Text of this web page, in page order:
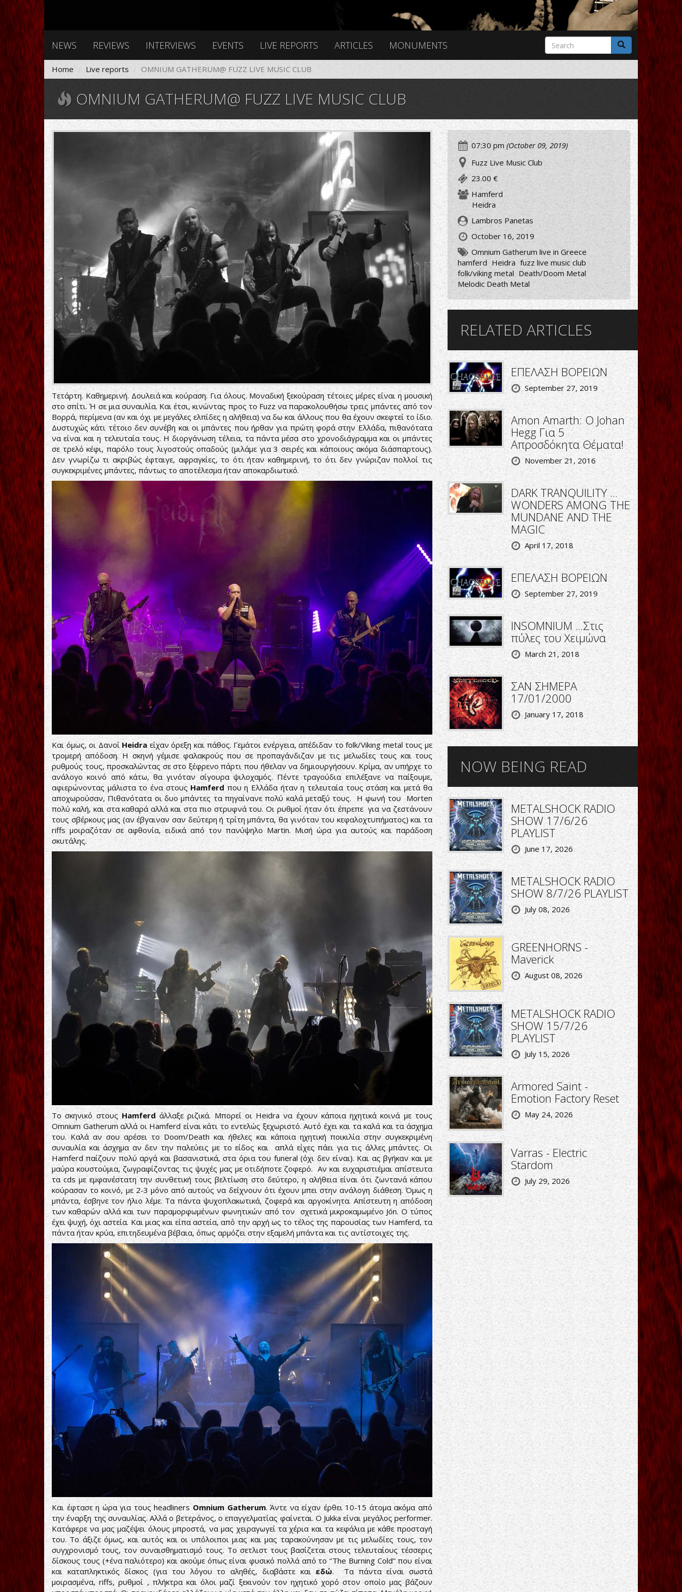
NEWS REVIEWS INTERVIEWS EVENTS LIVE REPORTS ARTICLES MONUMENTS
Search
form
Search
Home Live reports OMNIUM GATHERUM@ FUZZ LIVE MUSIC CLUB
OMNIUM GATHERUM@ FUZZ LIVE MUSIC CLUB
IMG_0724a
copy.jpg
Τετάρτη. Καθημερινή. Δουλειά και κούραση. Για όλους. Μοναδική ξεκούραση τέτοιες μέρες είναι η μουσική
στο σπίτι. Ή σε μια συναυλία. Και έτσι, κινώντας προς το Fuzz να παρακολουθήσω τρεις μπάντες από τον
Βορρά, περίμενα (αν και όχι με μεγάλες ελπίδες η αλήθεια) να δω και άλλους που θα έχουν σκεφτεί το ίδιο.
Δυστυχώς κάτι τέτοιο δεν συνέβη και οι μπάντες που ήρθαν για πρώτη φορά στην Ελλάδα, πιθανότατα
να είναι και η τελευταία τους. Η διοργάνωση τέλεια, τα πάντα μέσα στο χρονοδιάγραμμα και οι μπάντες
σε τρελό κέφι, παρόλο τους λιγοστούς οπαδούς (μιλάμε για 3 σειρές και κάποιους ακόμα διάσπαρτους).
Δεν γνωρίζω τι ακριβώς έφταιγε, αφραγκίες, το ότι ήταν καθημερινή, το ότι δεν γνώριζαν πολλοί τις
συγκεκριμένες μπάντες, πάντως το αποτέλεσμα ήταν αποκαρδιωτικό.
Και όμως, οι ΔανοίHeidraείχαν όρεξη και πάθος. Γεμάτοι ενέργεια, απέδιδαν το folk/Viking metal τους με
τρομερή απόδοση. Η σκηνή γέμισε φαλακρούς που σε προπαγάνδιζαν με τις μελωδίες τους και τους
ρυθμούς τους, προσκαλώντας σε στο ξέφρενο πάρτι που ήθελαν να δημιουργήσουν. Κρίμα, αν υπήρχε το
ανάλογο κοινό από κάτω, θα γινόταν σίγουρα ψιλοχαμός. Πέντε τραγούδια επιλέξανε να παίξουμε,
αφιερώνοντας μάλιστα το ένα στουςHamferdπου η Ελλάδα ήταν η τελευταία τους στάση και μετά θα
αποχωρούσαν, Πιθανότατα οι δυο μπάντες τα πηγαίνανε πολύ καλά μεταξύ τους. Η φωνή του Morten
πολύ καλή, και στα καθαρά αλλά και στα πιο στρυφνά του. Οι ρυθμοί ήταν ότι έπρεπε για να ζεστάνουν
τους σβέρκους μας (αν έβγαιναν σαν δεύτερη ή τρίτη μπάντα, θα γινόταν του κεφαλοχτυπήματος) και τα
riffs μοιραζόταν σε αφθονία, ειδικά από τον πανύψηλο Martin. Μισή ώρα για αυτούς και παράδοση
σκυτάλης.
Το σκηνικό στουςHamferdάλλαξε ριζικά. Μπορεί οι Heidra να έχουν κάποια ηχητικά κοινά με τους
Omnium Gatherum αλλά οι Hamferd είναι κάτι το εντελώς ξεχωριστό. Αυτό έχει και τα καλά και τα άσχημα
του. Καλά αν σου αρέσει το Doom/Death και ήθελες και κάποια ηχητική ποικιλία στην συγκεκριμένη
συναυλία και άσχημα αν δεν την παλεύεις με το είδος και απλά είχες πάει για τις άλλες μπάντες. Οι
Hamferd παίζουν πολύ αργά και βασανιστικά, στα όρια του funeral (όχι δεν είναι). Και ας βγήκαν και με
μαύρα κουστούμια, ζωγραφίζοντας τις ψυχές μας με οτιδήποτε ζοφερό. Αν και ευχαριστιέμαι απίστευτα
τα cds με εμφανέστατη την συνθετική τους βελτίωση στο δεύτερο, η αλήθεια είναι ότι ζωντανά κάπου
κούρασαν το κοινό, με 2-3 μόνο από αυτούς να δείχνουν ότι έχουν μπει στην ανάλογη διάθεση. Όμως η
μπάντα, έσβηνε τον ήλιο λέμε. Τα πάντα ψυχοπλακωτικά, ζοφερά και αργοκίνητα. Απίστευτη η απόδοση
των καθαρών αλλά και των παραμορφωμένων φωνητικών από τον σχετικά μικροκαμωμένο Jón. Ο τύπος
έχει ψυχή, όχι αστεία. Και μιας και είπα αστεία, από την αρχή ως το τέλος της παρουσίας των Hamferd, τα
πάντα ήταν κρύα, επιτηδευμένα βέβαια, όπως αρμόζει στην εξαμελή μπάντα και τις αντίστοιχες της.
Και έφτασε η ώρα για τους headlinersOmnium Gatherum. Άντε να είχαν έρθει 10-15 άτομα ακόμα από
την έναρξη της συναυλίας. Αλλά ο βετεράνος, ο επαγγελματίας φαίνεται. Ο Jukka είναι μεγάλος performer.
Κατάφερε να μας μαζέψει όλους μπροστά, να μας χειραγωγεί τα χέρια και τα κεφάλια με κάθε προσταγή
του. Το άξιζε όμως, και αυτός και οι υπόλοιποι μιας και μας ταρακούνησαν με τις μελωδίες τους, τον
συγχρονισμό τους, τον συναισθηματισμό τους. Το σετλιστ τους βασίζεται στους τελευταίους τέσσερις
δίσκους τους (+ένα παλιότερο) και ακούμε όπως είναι φυσικό πολλά από το ‘’The Burning Cold’’ που είναι
και καταπληκτικός δίσκος (για του λόγου το αληθές, διαβάστε καιεδώ. Τα πάντα είναι σωστά
μοιρασμένα, riffs, ρυθμοί , πλήκτρα και όλοι μαζί ξεκινούν τον ηχητικό χορό στον οποίο μας βάζουν
07:30 pm(October 09, 2019)
Fuzz Live Music Club
23.00 €
Hamferd
Heidra
Lambros Panetas
October 16, 2019
Omnium Gatherum live in Greece
hamferd Heidra fuzz live music club
folk/viking metal Death/Doom Metal
Melodic Death Metal
RELATED ARTICLES
ΕΠΕΛΑΣΗ ΒΟΡΕΙΩΝ
September 27, 2019
Amon Amarth: O Johan
Hegg Για 5
Απροσδόκητα Θέματα!
November 21, 2016
DARK TRANQUILITY ...
WONDERS AMONG THE
MUNDANE AND THE
MAGIC
April 17, 2018
ΕΠΕΛΑΣΗ ΒΟΡΕΙΩΝ
September 27, 2019
INSOMNIUM ...Στις
πύλες του Χειμώνα
March 21, 2018
ΣΑΝ ΣΗΜΕΡΑ
17/01/2000
January 17, 2018
NOW BEING READ
METALSHOCK RADIO
SHOW 17/6/26
PLAYLIST
June 17, 2026
METALSHOCK RADIO
SHOW 8/7/26 PLAYLIST
July 08, 2026
GREENHORNS -
Maverick
August 08, 2026
METALSHOCK RADIO
SHOW 15/7/26
PLAYLIST
July 15, 2026
Armored Saint -
Emotion Factory Reset
May 24, 2026
Varras - Electric
Stardom
July 29, 2026